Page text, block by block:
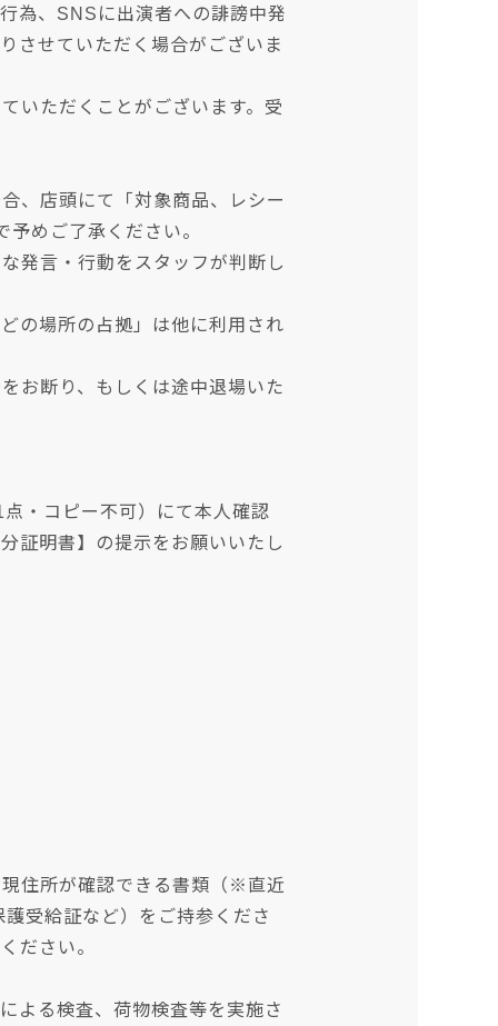
為、SNSに出演者への誹謗中発
させていただく場合がございま
いただくことがございます。受
、店頭にて「対象商品、レシー
めご了承ください。
発言・行動をスタッフが判断し
の場所の占拠」は他に利用され
お断り、もしくは途中退場いた
・コピー不可）にて本人確認
証明書】の提示をお願いいたし
住所が確認できる書類（※直近
受給証など）をご持参くださ
ださい。
よる検査、荷物検査等を実施さ